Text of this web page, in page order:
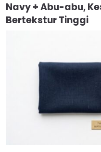
Navy + Abu-abu,
Bertekstur Tinggi